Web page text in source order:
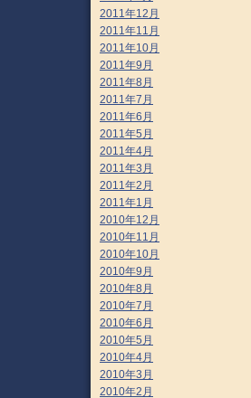
2011年12月
2011年11月
2011年10月
2011年9月
2011年8月
2011年7月
2011年6月
2011年5月
2011年4月
2011年3月
2011年2月
2011年1月
2010年12月
2010年11月
2010年10月
2010年9月
2010年8月
2010年7月
2010年6月
2010年5月
2010年4月
2010年3月
2010年2月